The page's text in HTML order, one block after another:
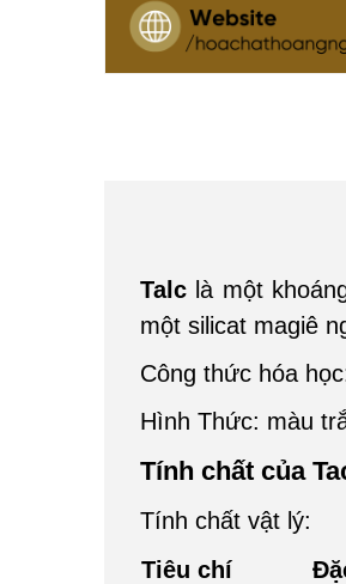
Talc là một
một silicat magiê
Công thức hóa
Hình Thức: màu
Tính chất của
Tính chất vật lý:
Tiêu chí